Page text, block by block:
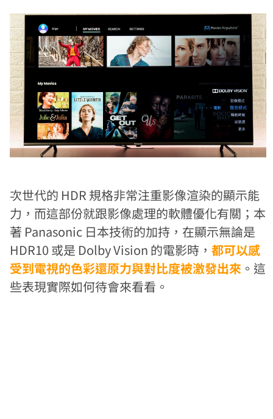
次世代的 HDR 規格非常注重影像渲染的顯示能
力，而這部份就跟影像處理的軟體優化有關；本
著 Panasonic 日本技術的加持，在顯示無論是
HDR10 或是 Dolby Vision 的電影時，都可以感
受到電視的色彩還原力與對比度被激發出來 。這
些表現實際如何待會來看看。